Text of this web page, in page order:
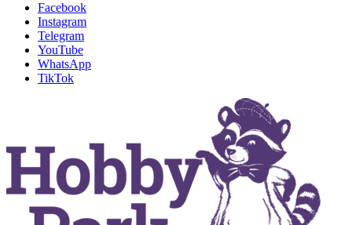
Facebook
Instagram
Telegram
YouTube
WhatsApp
TikTok